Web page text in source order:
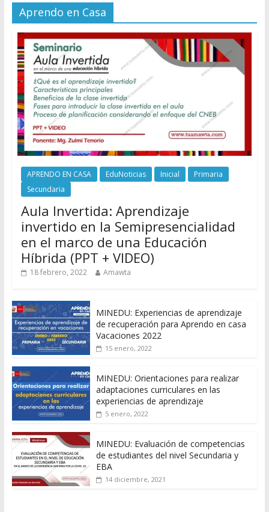
Aprendo en Casa
APRENDO EN CASA EduNoticias Inicial
Primaria
Secundaria
Aula Invertida: Aprendizaje
invertido en la Semipresencialidad
en el marco de una Educación
Híbrida (PPT + VIDEO)
18 febrero, 2022 Amawta
MINEDU: Experiencias de aprendizaje
de recuperación para Aprendo en casa
Vacaciones 2022
15 enero, 2022
MINEDU: Orientaciones para realizar
adaptaciones curriculares en las
experiencias de aprendizaje
5 enero, 2022
MINEDU: Evaluación de competencias
de estudiantes del nivel Secundaria y
EBA
14 diciembre, 2021